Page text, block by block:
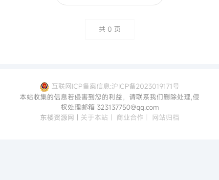
共 0 页
互联网ICP备案信息:沪ICP备2023019171号
本站收集的信息若侵害到您的利益，请联系我们删除处理,侵
权处理邮箱 323137750@qq.com
东楼资源网 | 关于本站 | 商业合作 | 网站归档